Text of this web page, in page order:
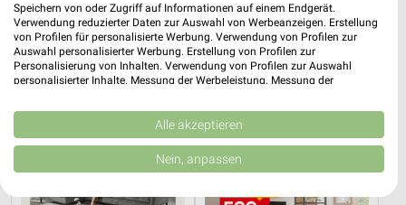
0,2 km
Angebote ab 03.08.
Noch morgen gültig
4,2 km
Angebote ab 01.08.
Noch heute gültig
Speichern von oder Zugriff auf Informationen auf einem Endgerät.
Verwendung reduzierter Daten zur Auswahl von Werbeanzeigen. Erstellung
von Profilen für personalisierte Werbung. Verwendung von Profilen zur
Auswahl personalisierter Werbung. Erstellung von Profilen zur
Personalisierung von Inhalten. Verwendung von Profilen zur Auswahl
personalisierter Inhalte. Messung der Werbeleistung. Messung der
Kombinationen von Daten aus verschiedenen Quellen. Entwicklung und
Verbesserung der Angebote. Verwendung reduzierter Daten zur Auswahl
von Inhalten.
Daten können außerhalb der Europäischen Union weitergegeben und in die
Website/App.
Alle akzeptieren
Nein, anpassen